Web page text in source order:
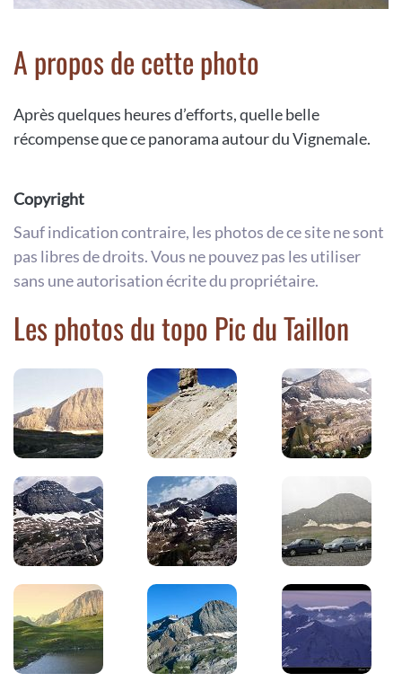
A propos de cette photo
Après quelques heures d’efforts, quelle belle
récompense que ce panorama autour du Vignemale.
Copyright
Sauf indication contraire, les photos de ce site ne sont
pas libres de droits. Vous ne pouvez pas les utiliser
sans une autorisation écrite du propriétaire.
Les photos du topo Pic du Taillon